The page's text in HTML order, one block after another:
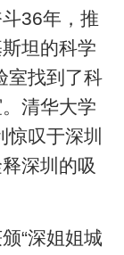
36年，推
坦的科学
室找到了科
清华大学
惊叹于深圳
深圳的吸
“深姐姐城